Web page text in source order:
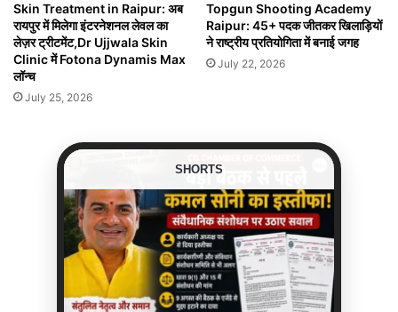
Skin Treatment in Raipur: अब
रायपुर में मिलेगा इंटरनेशनल लेवल का
लेज़र ट्रीटमेंट,Dr Ujjwala Skin
Clinic में Fotona Dynamis Max
लॉन्च
July 25, 2026
Topgun Shooting Academy
Raipur: 45+ पदक जीतकर खिलाड़ियों
ने राष्ट्रीय प्रतियोगिता में बनाई जगह
July 22, 2026
SHORTS